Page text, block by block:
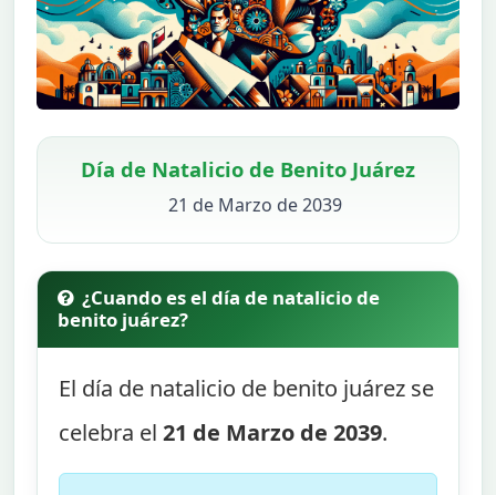
Día de Natalicio de Benito Juárez
21 de Marzo de 2039
¿Cuando es el día de natalicio de
benito juárez?
El día de natalicio de benito juárez se
celebra el21 de Marzo de 2039.